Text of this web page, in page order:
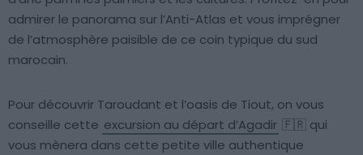
admirer le panorama sur l’Anti-Atlas et vous imprégner
de l’atmosphère paisible de ce coin typique du sud
marocain.
Pour découvrir Taroudant et l’oasis de Tiout, on vous
conseille cette excursion au départ d’Agadir 🇫🇷 qui
vous mènera dans cette petite ville authentique